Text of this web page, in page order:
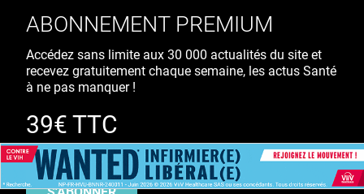
ABONNEMENT PREMIUM
Accédez sans limite aux 30 000 actualités du site et
recevez gratuitement chaque semaine, les actus Santé
à ne pas manquer !
39€ TTC
/ an